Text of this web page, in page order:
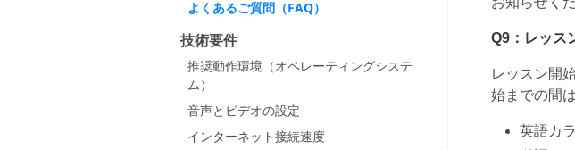
よくあるご質問（FAQ）
技術要件
推奨動作環境（オペレーティングシステ
ム）
音声とビデオの設定
インターネット接続速度